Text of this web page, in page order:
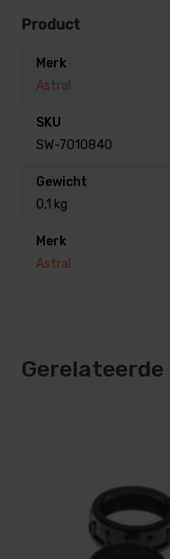
Product
Merk
Astral
SKU
SW-7010840
Gewicht
0,1 kg
Merk
Astral